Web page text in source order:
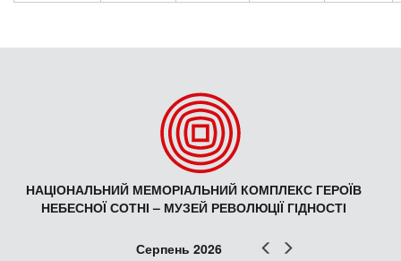
НАЦІОНАЛЬНИЙ МЕМОРІАЛЬНИЙ КОМПЛЕКС ГЕРОЇВ
НЕБЕСНОЇ СОТНІ – МУЗЕЙ РЕВОЛЮЦІЇ ГІДНОСТІ
Попер
Серпень 2026